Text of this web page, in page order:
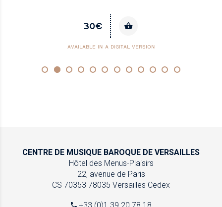
30€
AVAILABLE IN A DIGITAL VERSION
CENTRE DE MUSIQUE BAROQUE DE VERSAILLES
Hôtel des Menus-Plaisirs
22, avenue de Paris
CS 70353 78035 Versailles Cedex